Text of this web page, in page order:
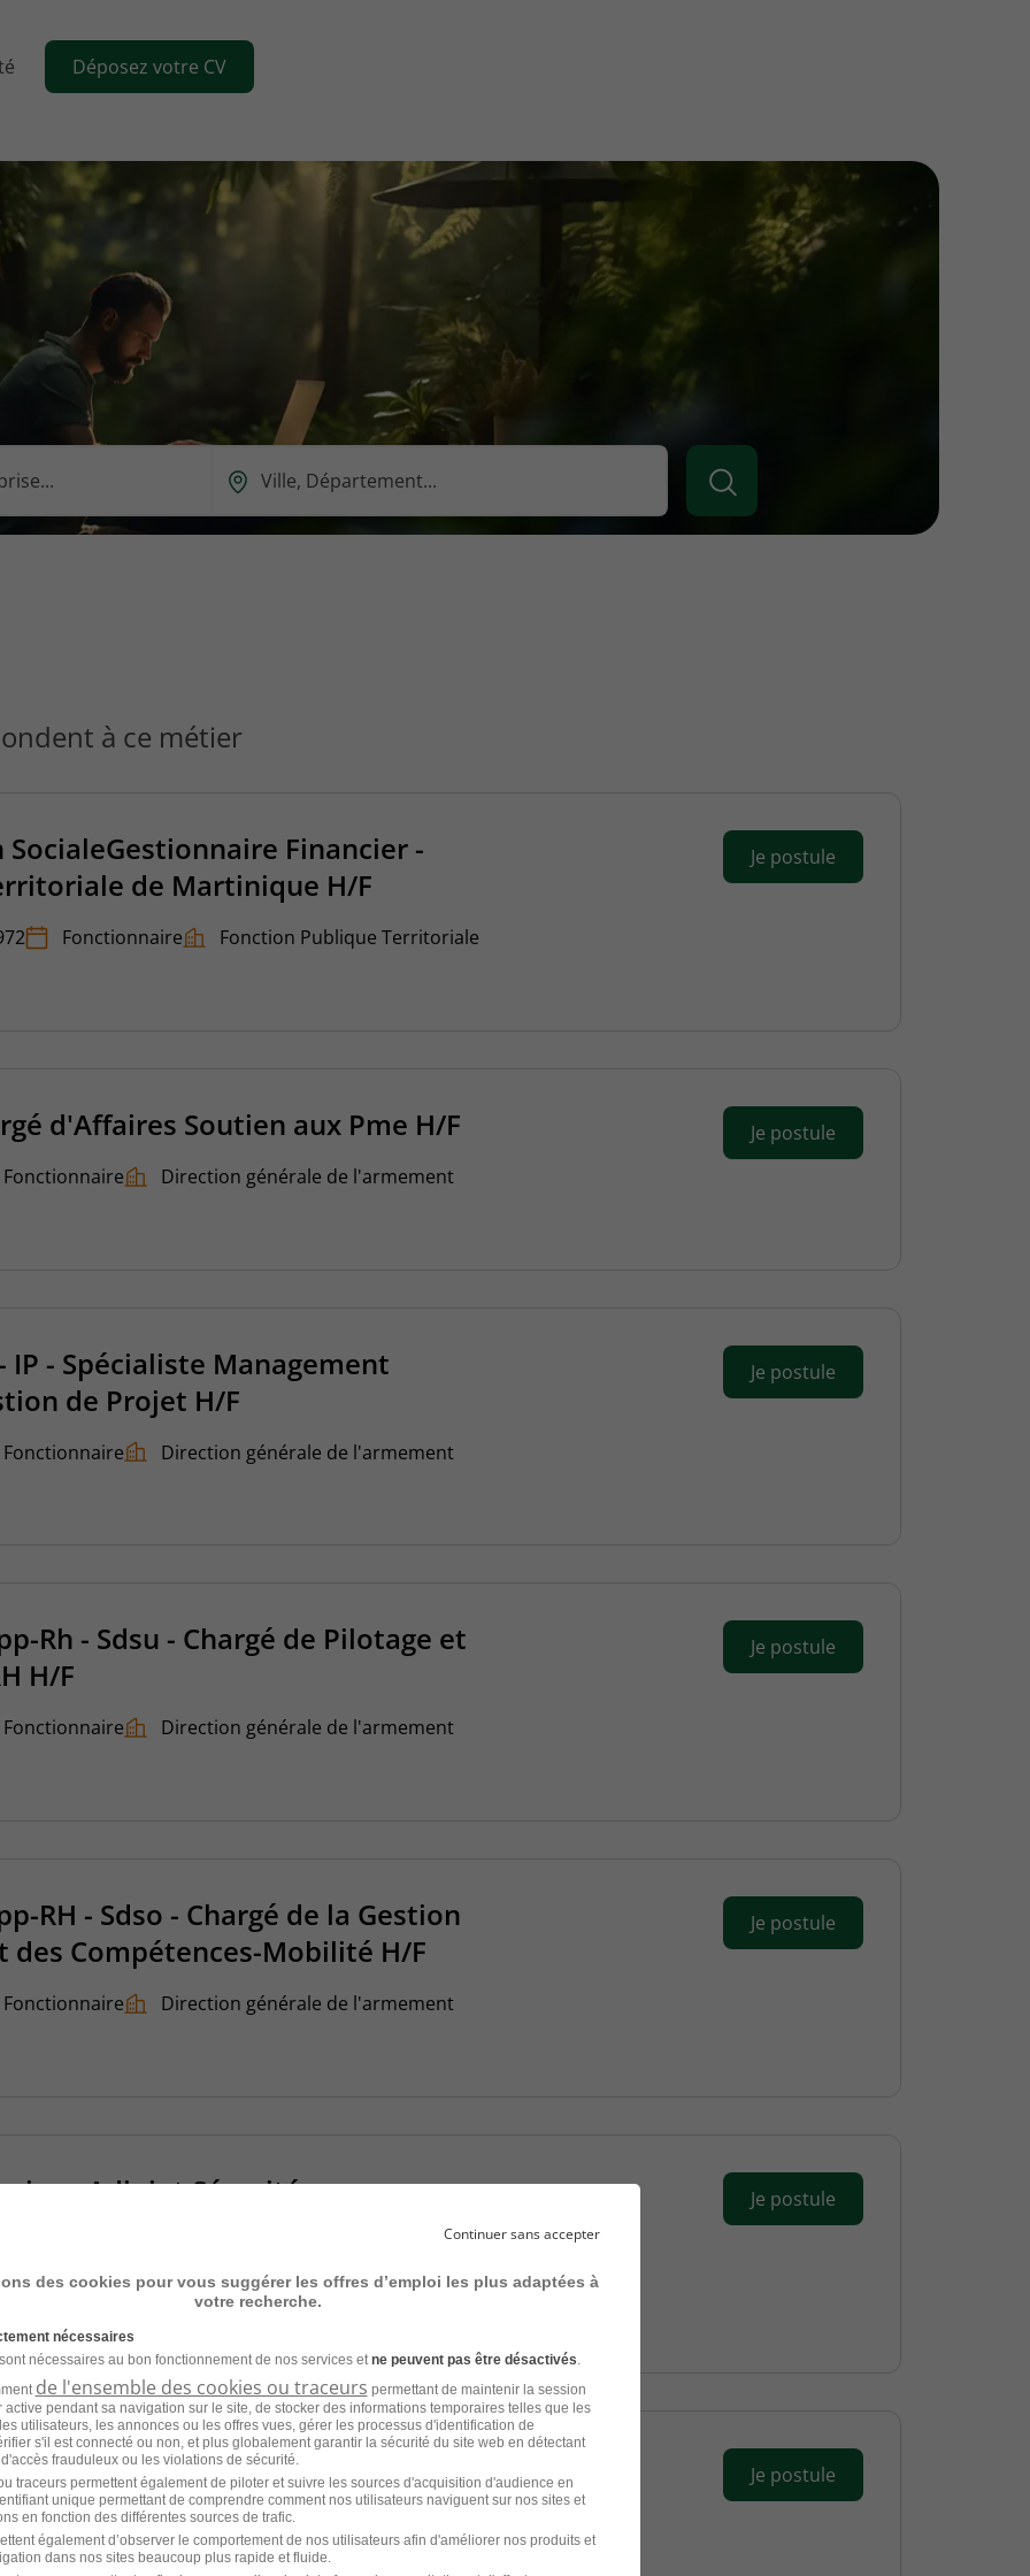
Déposez votre CV
Ou
ce
à ce métier
SocialeGestionnaire Financier -
de Martinique H/F
Fonctionnaire
Fonction Publique Territoriale
Je postule
d'Affaires Soutien aux Pme H/F
Fonctionnaire
Direction générale de l'armement
Je postule
IP - Spécialiste Management
de Projet H/F
Fonctionnaire
Direction générale de l'armement
Je postule
Rh - Sdsu - Chargé de Pilotage et
H/F
Fonctionnaire
Direction générale de l'armement
Je postule
RH - Sdso - Chargé de la Gestion
des Compétences-Mobilité H/F
Fonctionnaire
Direction générale de l'armement
Je postule
- Adjoint Sécurité
l'Ipe H/F
Fonctionnaire
Direction générale de l'armement
Je postule
- Quincieux H/F
Fonctionnaire
Fonction Publique Territoriale
Je postule
Continuer sans accepter
des cookies pour vous suggérer les offres d’emploi les plus adaptées à
votre recherche.
nécessaires
nécessaires au bon fonctionnement de nos services et ne peuvent pas être désactivés
de l'ensemble des cookies ou traceurs permettant de maintenir la session
active pendant sa navigation sur le site, de stocker des informations temporaires telles que les
utilisateurs, les annonces ou les offres vues, gérer les processus d'identification de
s'il est connecté ou non, et plus globalement garantir la sécurité du site web en détectant
frauduleux ou les violations de sécurité.
traceurs permettent également de piloter et suivre les sources d'acquisition d'audience en
unique permettant de comprendre comment nos utilisateurs naviguent sur nos sites et
en fonction des différentes sources de trafic.
également d’observer le comportement de nos utilisateurs afin d'améliorer nos produits et
dans nos sites beaucoup plus rapide et fluide.